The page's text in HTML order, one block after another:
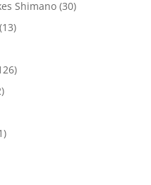
Shimano (30)
(13)